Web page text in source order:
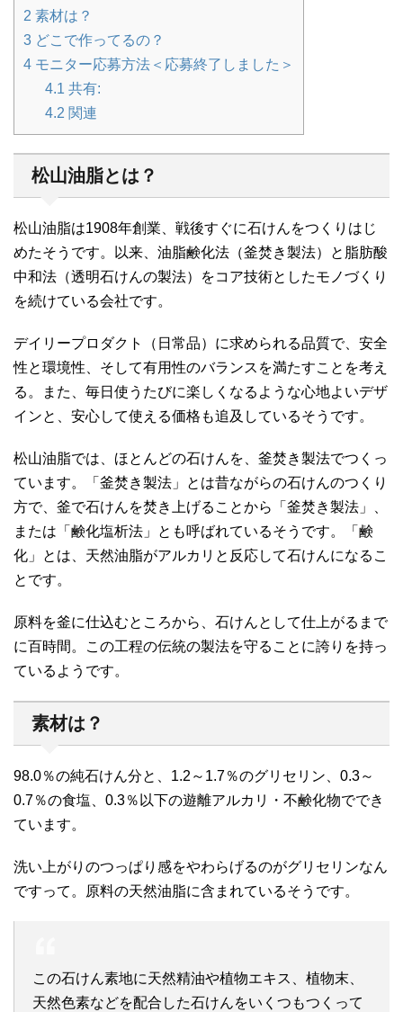
2 素材は？
3 どこで作ってるの？
4 モニター応募方法＜応募終了しました＞
4.1 共有:
4.2 関連
松山油脂とは？
松山油脂は1908年創業、戦後すぐに石けんをつくりはじ
めたそうです。以来、油脂鹸化法（釜焚き製法）と脂肪酸
中和法（透明石けんの製法）をコア技術としたモノづくり
を続けている会社です。
デイリープロダクト（日常品）に求められる品質で、安全
性と環境性、そして有用性のバランスを満たすことを考え
る。また、毎日使うたびに楽しくなるような心地よいデザ
インと、安心して使える価格も追及しているそうです。
松山油脂では、ほとんどの石けんを、釜焚き製法でつくっ
ています。「釜焚き製法」とは昔ながらの石けんのつくり
方で、釜で石けんを焚き上げることから「釜焚き製法」、
または「鹸化塩析法」とも呼ばれているそうです。「鹸
化」とは、天然油脂がアルカリと反応して石けんになるこ
とです。
原料を釜に仕込むところから、石けんとして仕上がるまで
に百時間。この工程の伝統の製法を守ることに誇りを持っ
ているようです。
素材は？
98.0％の純石けん分と、1.2～1.7％のグリセリン、0.3～
0.7％の食塩、0.3％以下の遊離アルカリ・不鹸化物ででき
ています。
洗い上がりのつっぱり感をやわらげるのがグリセリンなん
ですって。原料の天然油脂に含まれているそうです。
この石けん素地に天然精油や植物エキス、植物末、
天然色素などを配合した石けんをいくつもつくって